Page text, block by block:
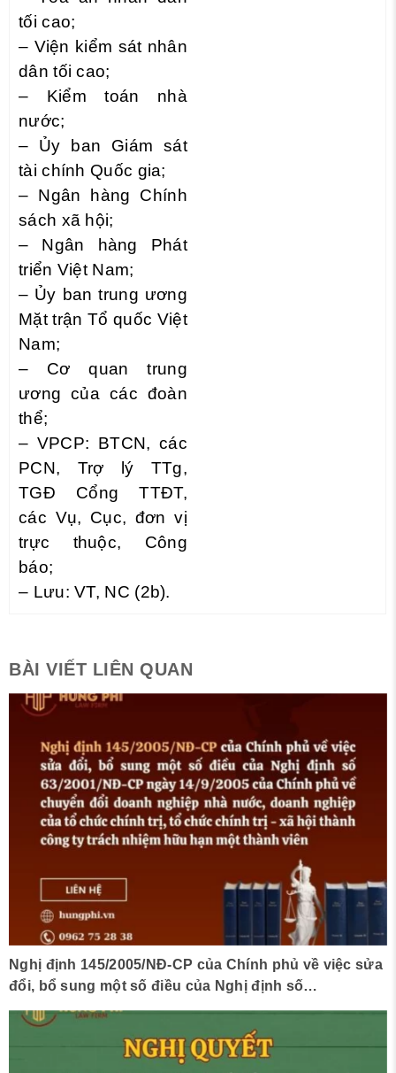
tối cao;
– Viện kiểm sát nhân
dân tối cao;
– Kiểm toán nhà
nước;
– Ủy ban Giám sát
tài chính Quốc gia;
– Ngân hàng Chính
sách xã hội;
– Ngân hàng Phát
triển Việt Nam;
– Ủy ban trung ương
Mặt trận Tổ quốc Việt
Nam;
– Cơ quan trung
ương của các đoàn
thể;
– VPCP: BTCN, các
PCN, Trợ lý TTg,
TGĐ Cổng TTĐT,
các Vụ, Cục, đơn vị
trực thuộc, Công
báo;
– Lưu: VT, NC (2b).
BÀI VIẾT LIÊN QUAN
Nghị định 145/2005/NĐ-CP của Chính phủ về việc sửa
đổi, bổ sung một số điều của Nghị định số
63/2001/NĐ-CP ngày 14/9/2005 của Chính phủ về
chuyển đổi doanh nghiệp nhà nước, doanh nghiệp
của tổ chức chính trị, tổ chức chính trị – xã hội thành